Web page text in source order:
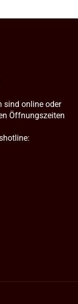
sind online oder
Öffnungszeiten